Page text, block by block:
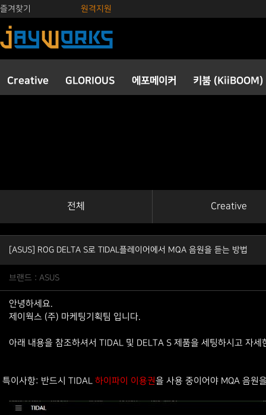
즐겨찾기 원격지원
Creative GLORIOUS 에포메이커 키붐 (KiiBOOM)
전체 Creative
[ASUS] ROG DELTA S로 TIDAL플레이어에서 MQA 음원을 듣는 방법
브랜드 : ASUS
안녕하세요.
제이웍스 (주) 마케팅기획팀 입니다.
아래 내용을 참조하셔서 TIDAL 및 DELTA S 제품을 세팅하시고 자
특이사항: 반드시 TIDAL 하이파이 이용권을 사용 중이어야 MQA 음원